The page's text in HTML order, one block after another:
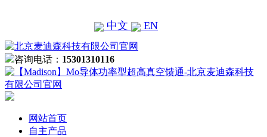
中文 EN
咨询电话： 15301310116
网站首页
自主产品